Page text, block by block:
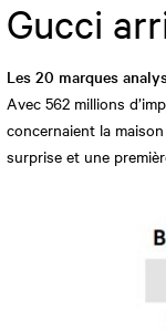
Gucci
Les 20 marques
Avec 562 millions
concernaient la
surprise et une